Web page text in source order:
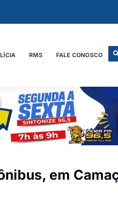
RMS FALE CONOSCO
em